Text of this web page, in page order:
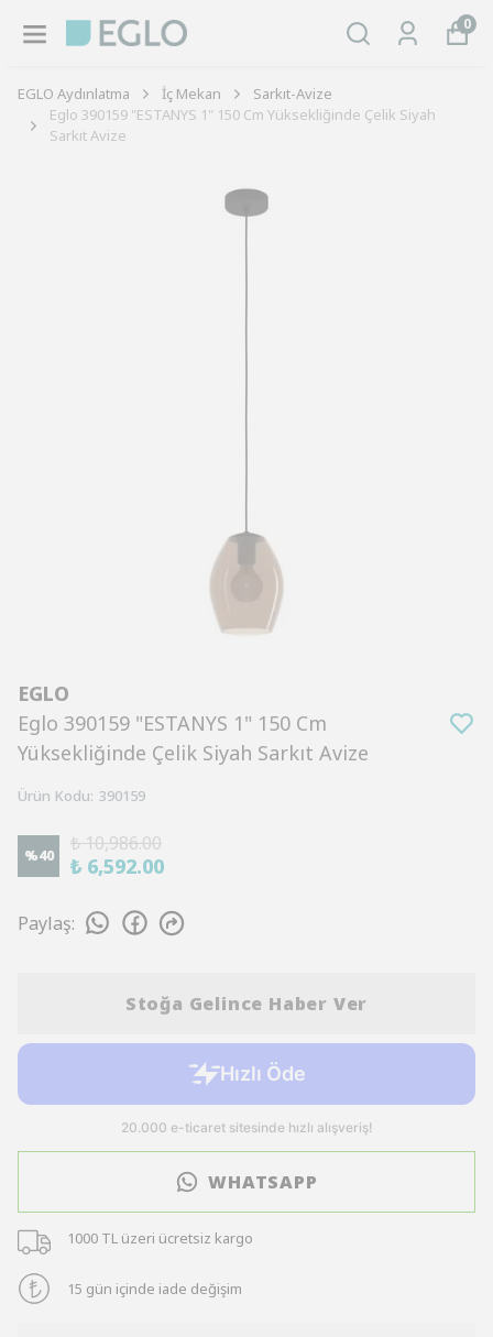
0
EGLO Aydınlatma İç Mekan
Sarkıt-Avize
Eglo 390159 "ESTANYS 1" 150 Cm Yüksekliğinde Çelik Siyah
Sarkıt Avize
EGLO
Eglo 390159 "ESTANYS 1" 150 Cm
Yüksekliğinde Çelik Siyah Sarkıt Avize
Ürün Kodu: 390159
%40
₺ 10,986.00
₺ 6,592.00
Paylaş:
Stoğa Gelince Haber Ver
WHATSAPP
1000 TL üzeri ücretsiz kargo
15 gün içinde iade değişim